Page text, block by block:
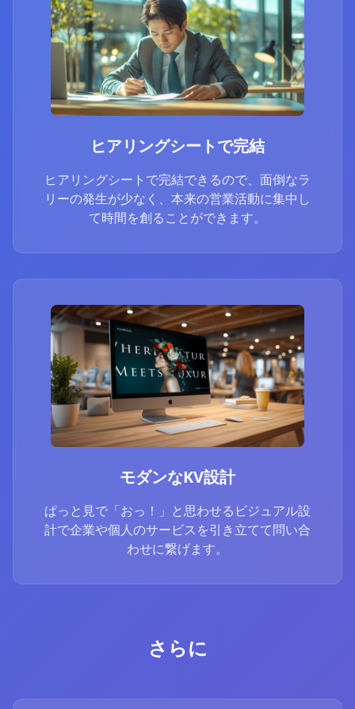
ヒアリングシートで完結
ヒアリングシートで完結できるので、面倒なラ
リーの発生が少なく、本来の営業活動に集中し
て時間を創ることができます。
モダンなKV設計
ぱっと見で「おっ！」と思わせるビジュアル設
計で企業や個人のサービスを引き立てて問い合
わせに繋げます。
さらに